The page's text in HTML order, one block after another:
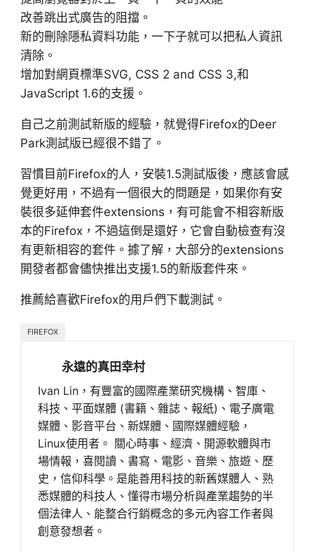
改善跳出式廣告的阻擋。
新的刪除隱私資料功能，一下子就可以把私人資訊
清除。
增加對網頁標準SVG, CSS 2 and CSS 3,和
JavaScript 1.6的支援。
自己之前測試新版的經驗，就覺得Firefox的Deer
Park測試版已經很不錯了。
習慣目前Firefox的人，安裝1.5測試版後，應該會感
覺更好用，不過有一個很大的問題是，如果你有安
裝很多延伸套件extensions，有可能會不相容新版
本的Firefox，不過這倒是還好，它會自動檢查有沒
有更新相容的套件。據了解，大部分的extensions
開發者都會儘快推出支援1.5的新版套件來。
推薦給喜歡Firefox的用戶們下載測試。
FIREFOX
永遠的真田幸村
Ivan Lin，有豐富的國際產業研究機構、智庫、
科技、平面媒體 (書籍、雜誌、報紙)、電子廣電
媒體、影音平台、新媒體、國際媒體經驗，
Linux使用者。 關心時事、經濟、開源軟體與市
場情報，喜閱讀、書寫、電影、音樂、旅遊、歷
史，信仰科學。是能善用科技的新舊媒體人、熟
悉媒體的科技人、懂得市場分析與產業趨勢的半
個法律人、能整合行銷概念的多元內容工作者與
創意發想者。